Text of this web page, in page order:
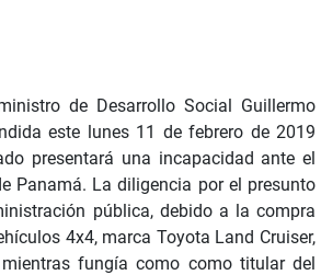
de Desarrollo Social Guillermo
este lunes 11 de febrero de 2019
presentará una incapacidad ante el
Panamá. La diligencia por el presunto
pública, debido a la compra
4x4, marca Toyota Land Cruiser,
fungía como como titular del